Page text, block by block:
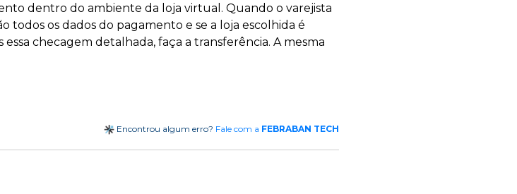
dentro do ambiente da loja virtual. Quando o varejista
todos os dados do pagamento e se a loja escolhida é
checagem detalhada, faça a transferência. A mesma
Encontrou algum erro? Fale com a FEBRABAN TECH